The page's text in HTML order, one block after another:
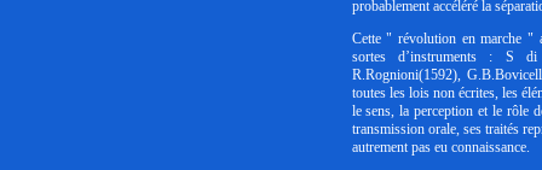
probablement accéléré la
Cette " révolution en marche "
sortes d’instruments : S di
R.Rognioni(1592),
toutes les lois non écrites, les
le sens, la perception et le rôle
transmission orale, ses traités
autrement pas eu connaissance.